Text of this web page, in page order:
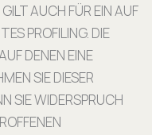
AUCH FÜR EIN AUF
PROFILING. DIE
DENEN EINE
SIE DIESER
SIE WIDERSPRUCH